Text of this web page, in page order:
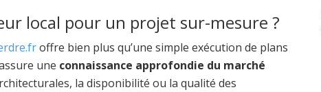
local pour un projet sur-mesure ?
offre bien plus qu’une simple exécution de plans
une connaissance approfondie du marché
la disponibilité ou la qualité des